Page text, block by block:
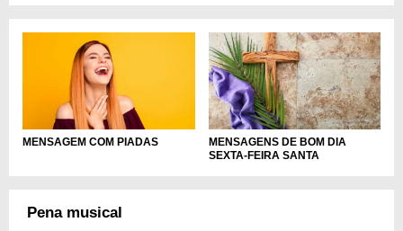
MENSAGEM COM PIADAS
MENSAGENS DE BOM DIA
SEXTA-FEIRA SANTA
Pena musical